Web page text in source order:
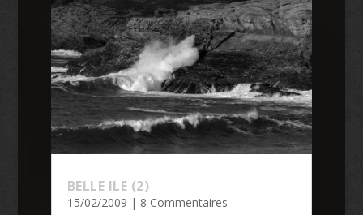
BELLE ILE (2)
15/02/2009 | 8 Commentaires